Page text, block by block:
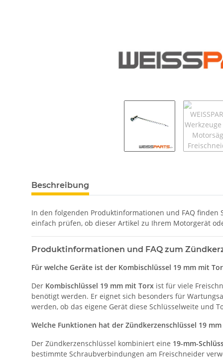
Beschreibung
In den folgenden Produktinformationen und FAQ finden
einfach prüfen, ob dieser Artikel zu Ihrem Motorgerät
Produktinformationen und FAQ zum
Für welche Geräte ist der Kombischlüssel 19 mm mit
Der Kombischlüssel 19 mm mit Torx ist für viele
benötigt werden. Er eignet sich besonders für
werden, ob das eigene Gerät diese Schlüsselweite und
Welche Funktionen hat der Zündkerzenschlüssel 19
Der Zündkerzenschlüssel kombiniert eine 19-mm-
bestimmte Schraubverbindungen am Freischneider